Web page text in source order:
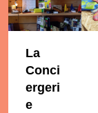
La
Conci
Ergeri
E